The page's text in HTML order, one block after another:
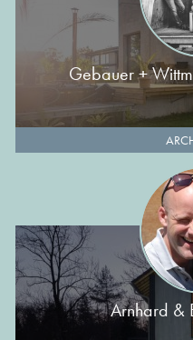
Gebauer +
Arnhard &